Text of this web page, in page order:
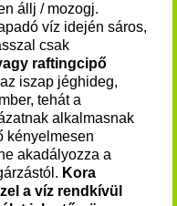
állj / mozogj.
víz idején sáros,
csak
raftingcipő
iszap jéghideg,
tehát a
alkalmasnak
kényelmesen
akadályozza a
Kora
a víz rendkívül